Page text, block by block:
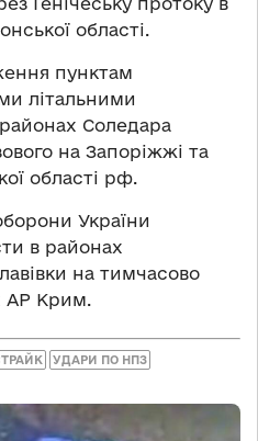
області.
пунктам
літальними
Соледара
на Запоріжжі та
області рф.
України
в районах
на тимчасово
АР Крим.
УДАРИ ПО НПЗ